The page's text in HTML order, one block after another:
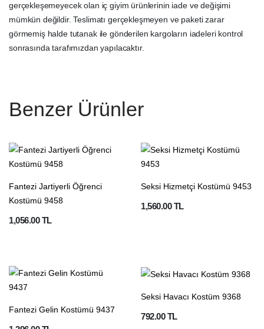
gerçekleşemeyecek olan iç giyim ürünlerinin iade ve değişimi
mümkün değildir. Teslimatı gerçekleşmeyen ve paketi zarar
görmemiş halde tutanak ile gönderilen kargoların iadeleri kontrol
sonrasında tarafımızdan yapılacaktır.
Benzer Ürünler
Fantezi Jartiyerli Öğrenci
Kostümü 9458
1,056.00 TL
Seksi Hizmetçi Kostümü 9453
1,560.00 TL
Fantezi Gelin Kostümü 9437
Seksi Havacı Kostüm 9368
792.00 TL